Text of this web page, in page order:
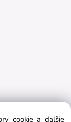
cookie a ďalšie